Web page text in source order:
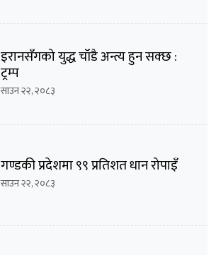
इरानसँगको युद्ध चाँडै अन्त्य हुन सक्छ :
ट्रम्प
साउन २२, २०८३
गण्डकी प्रदेशमा ९९ प्रतिशत धान रोपाइँ
साउन २२, २०८३